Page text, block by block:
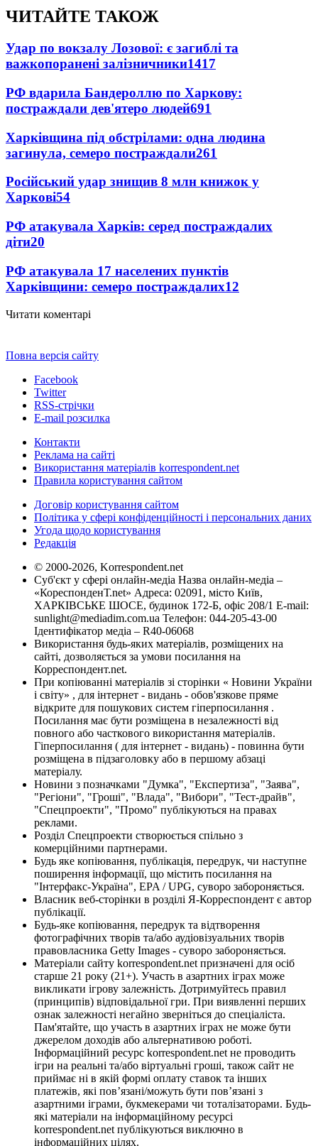
ЧИТАЙТЕ ТАКОЖ
Удар по вокзалу Лозової: є загиблі та
важкопоранені залізничники1417
РФ вдарила Бандероллю по Харкову:
постраждали дев'ятеро людей691
Харківщина під обстрілами: одна людина
загинула, семеро постраждали261
Російський удар знищив 8 млн книжок у
Харкові54
РФ атакувала Харків: серед постраждалих
діти20
РФ атакувала 17 населених пунктів
Харківщини: семеро постраждалих12
Читати коментарі
Повна версія сайту
Facebook
Twitter
RSS-стрічки
E-mail розсилка
Контакти
Реклама на сайті
Використання матеріалів korrespondent.net
Правила користування сайтом
Договір користування сайтом
Політика у сфері конфіденційності і персональних даних
Угода щодо користування
Редакція
© 2000-2026, Korrespondent.net
Суб'єкт у сфері онлайн-медіа Назва онлайн-медіа –
«КореспонденТ.net» Адреса: 02091, місто Київ,
ХАРКІВСЬКЕ ШОСЕ, будинок 172-Б, офіс 208/1 E-mail:
sunlight@mediadim.com.ua Телефон: 044-205-43-00
Ідентифікатор медіа – R40-06068
Використання будь-яких матеріалів, розміщених на
сайті, дозволяється за умови посилання на
Корреспондент.net.
При копіюванні матеріалів зі сторінки « Новини України
і світу» , для інтернет - видань - обов'язкове пряме
відкрите для пошукових систем гіперпосилання .
Посилання має бути розміщена в незалежності від
повного або часткового використання матеріалів.
Гіперпосилання ( для інтернет - видань) - повинна бути
розміщена в підзаголовку або в першому абзаці
матеріалу.
Новини з позначками "Думка", "Експертиза", "Заява",
"Регіони", "Гроші", "Влада", "Вибори", "Тест-драйв",
"Спецпроекти", "Промо" публікуються на правах
реклами.
Розділ Спецпроекти створюється спільно з
комерційними партнерами.
Будь яке копіювання, публікація, передрук, чи наступне
поширення інформації, що містить посилання на
"Інтерфакс-Україна", EPA / UPG, суворо забороняється.
Власник веб-сторінки в розділі Я-Корреспондент є автор
публікації.
Будь-яке копіювання, передрук та відтворення
фотографічних творів та/або аудіовізуальних творів
правовласника Getty Images - суворо забороняється.
Матеріали сайту korrespondent.net призначені для осіб
старше 21 року (21+). Участь в азартних іграх може
викликати ігрову залежність. Дотримуйтесь правил
(принципів) відповідальної гри. При виявленні перших
ознак залежності негайно зверніться до спеціаліста.
Пам'ятайте, що участь в азартних іграх не може бути
джерелом доходів або альтернативою роботі.
Інформаційний ресурс korrespondent.net не проводить
ігри на реальні та/або віртуальні гроші, також сайт не
приймає ні в якій формі оплату ставок та інших
платежів, які пов’язані/можуть бути пов’язані з
азартними іграми, букмекерами чи тоталізаторами. Будь-
які матеріали на інформаційному ресурсі
korrespondent.net публікуються виключно в
інформаційних цілях.